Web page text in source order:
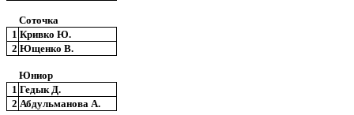
Соточка
1 Кривко Ю.
2 Ющенко В.
Юниор
1 Гедык Д.
2 Абдульманова А.